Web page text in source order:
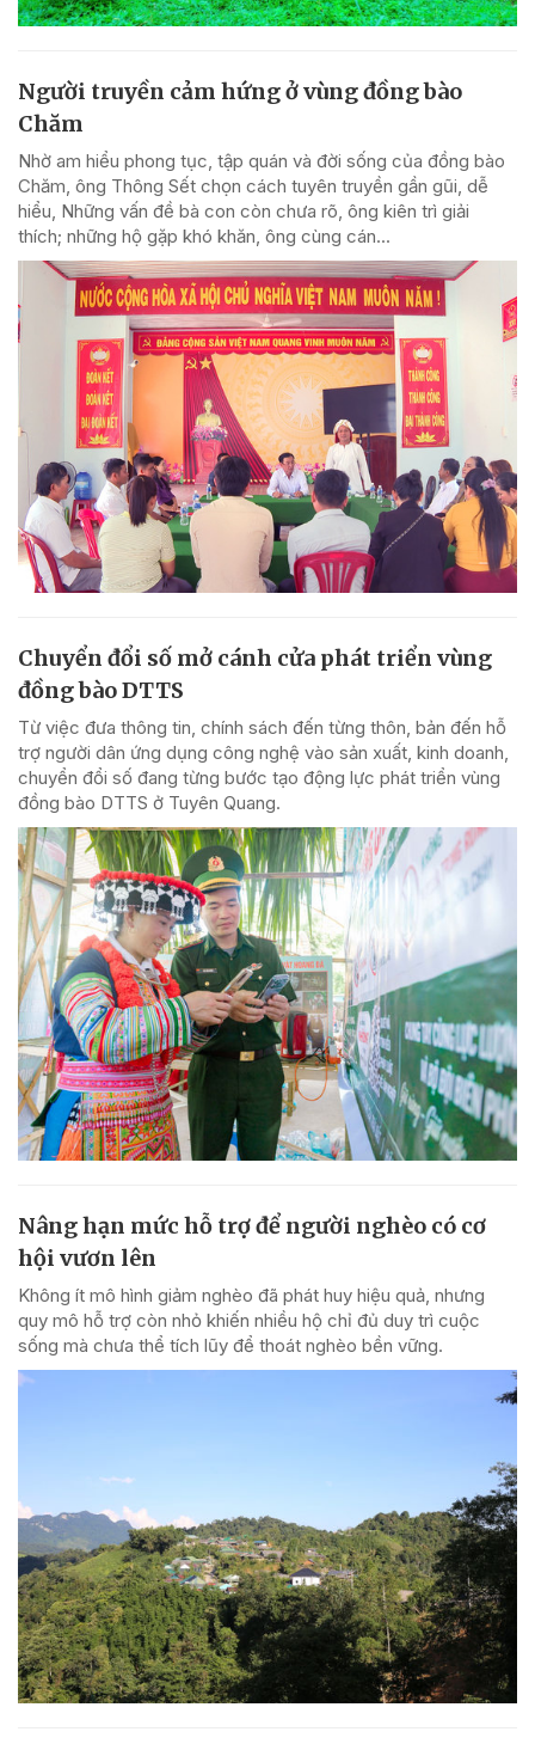
Người truyền cảm hứng ở vùng đồng bào
Chăm
Nhờ am hiểu phong tục, tập quán và đời sống của đồng bào
Chăm, ông Thông Sết chọn cách tuyên truyền gần gũi, dễ
hiểu, Những vấn đề bà con còn chưa rõ, ông kiên trì giải
thích; những hộ gặp khó khăn, ông cùng cán...
Chuyển đổi số mở cánh cửa phát triển vùng
đồng bào DTTS
Từ việc đưa thông tin, chính sách đến từng thôn, bản đến hỗ
trợ người dân ứng dụng công nghệ vào sản xuất, kinh doanh,
chuyển đổi số đang từng bước tạo động lực phát triển vùng
đồng bào DTTS ở Tuyên Quang.
Nâng hạn mức hỗ trợ để người nghèo có cơ
hội vươn lên
Không ít mô hình giảm nghèo đã phát huy hiệu quả, nhưng
quy mô hỗ trợ còn nhỏ khiến nhiều hộ chỉ đủ duy trì cuộc
sống mà chưa thể tích lũy để thoát nghèo bền vững.